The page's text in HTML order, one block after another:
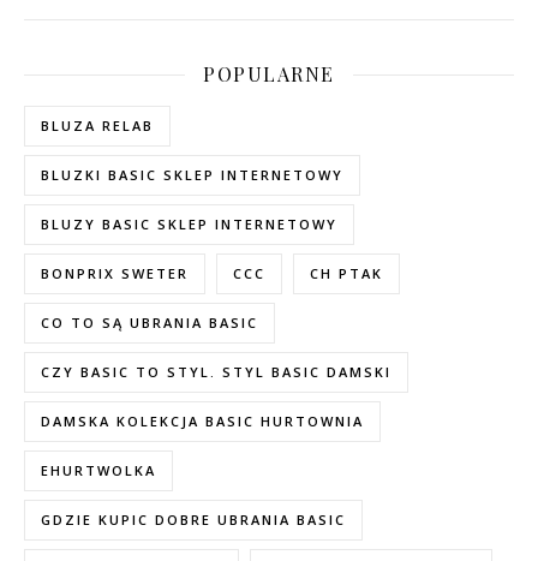
POPULARNE
BLUZA RELAB
BLUZKI BASIC SKLEP INTERNETOWY
BLUZY BASIC SKLEP INTERNETOWY
BONPRIX SWETER CCC CH PTAK
CO TO SĄ UBRANIA BASIC
CZY BASIC TO STYL. STYL BASIC DAMSKI
DAMSKA KOLEKCJA BASIC HURTOWNIA
EHURTWOLKA
GDZIE KUPIC DOBRE UBRANIA BASIC